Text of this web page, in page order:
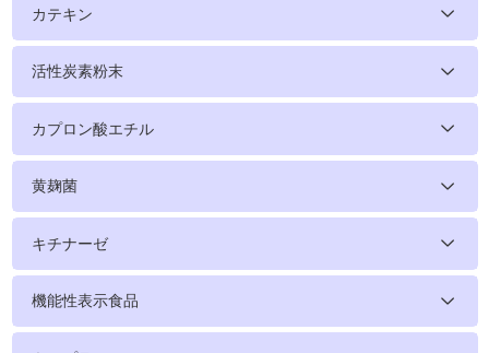
カテキン
活性炭素粉末
カプロン酸エチル
黄麹菌
キチナーゼ
機能性表示食品